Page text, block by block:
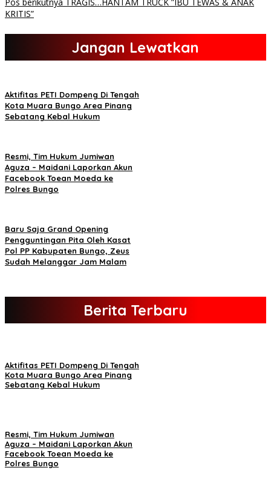
KRITIS”
Jangan Lewatkan
Aktifitas PETI Dompeng Di Tengah
Kota Muara Bungo Area Pinang
Sebatang Kebal Hukum
Resmi, Tim Hukum Jumiwan
Aguza – Maidani Laporkan Akun
Facebook Toean Moeda ke
Polres Bungo
Baru Saja Grand Opening
Pengguntingan Pita Oleh Kasat
Pol PP Kabupaten Bungo, Zeus
Sudah Melanggar Jam Malam
Berita Terbaru
Aktifitas PETI Dompeng Di Tengah
Kota Muara Bungo Area Pinang
Sebatang Kebal Hukum
Resmi, Tim Hukum Jumiwan
Aguza – Maidani Laporkan Akun
Facebook Toean Moeda ke
Polres Bungo